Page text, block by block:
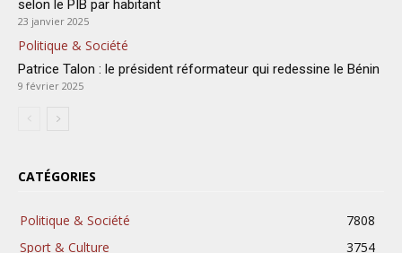
selon le PIB par habitant
23 janvier 2025
Politique & Société
Patrice Talon : le président réformateur qui redessine le Bénin
9 février 2025
CATÉGORIES
Politique & Société
7808
Sport & Culture
3754